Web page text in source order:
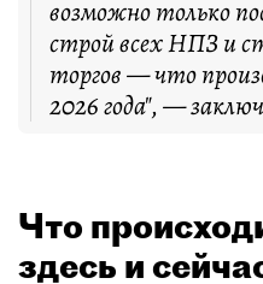
возможно только
строй всех НПЗ и
торгов — что
2026 года", —
Что
здесь и